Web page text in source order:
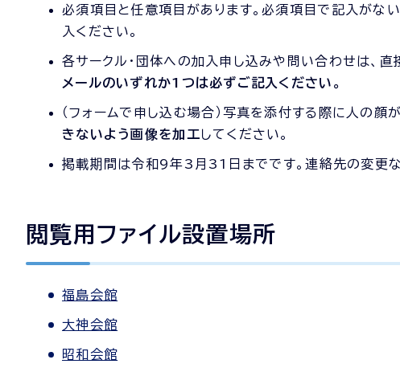
必須項目と任意項目があります。必須項目で記入がな
入ください。
各サークル・団体への加入申し込みや問い合わせは、
メールのいずれか1つは必ずご記入ください。
（フォームで申し込む場合）写真を添付する際に人の顔
きないよう画像を加工してください。
掲載期間は令和9年3月31日までです。連絡先の変更
閲覧用ファイル設置場所
福島会館
大神会館
昭和会館